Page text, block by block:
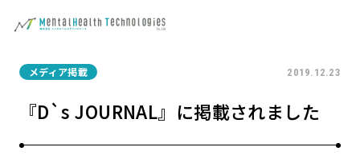
メディア掲載 2019.12.23
『D`s JOURNAL』に掲載されました